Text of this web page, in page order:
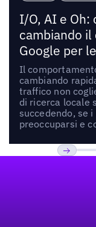
I/O, AI e Oh:
cambiando
Google per
Il
cambiando
traffico non
di ricerca locale
succedendo, se
preoccuparsi e